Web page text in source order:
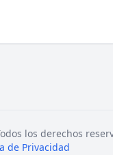
los derechos
de Privacidad